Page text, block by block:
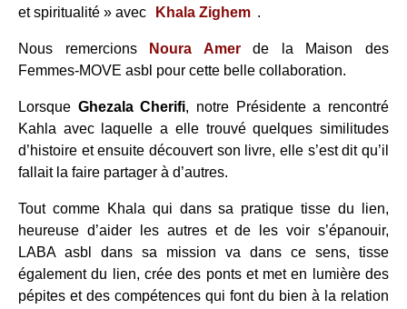
et spiritualité » avec
Khala Zighem .
Nous remercions Noura Amerde la Maison des
Femmes-MOVE asbl pour cette belle collaboration.
Lorsque Ghezala Cherifi, notre Présidente a rencontré
Kahla avec laquelle a elle trouvé quelques similitudes
d’histoire et ensuite découvert son livre, elle s’est dit qu’il
fallait la faire partager à d’autres.
Tout comme Khala qui dans sa pratique tisse du lien,
heureuse d’aider les autres et de les voir s’épanouir,
LABA asbl dans sa mission va dans ce sens, tisse
également du lien, crée des ponts et met en lumière des
pépites et des compétences qui font du bien à la relation